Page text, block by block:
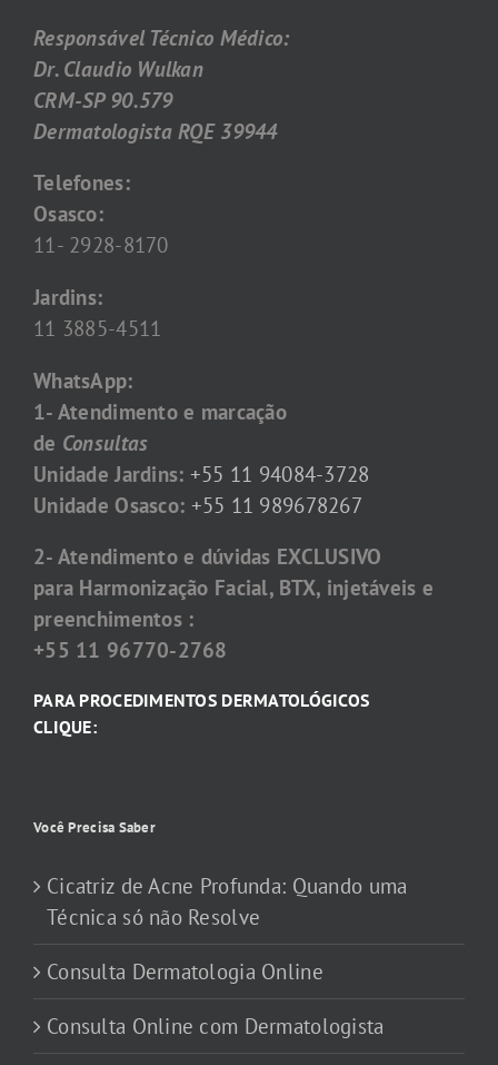
Responsável Técnico Médico:
Dr. Claudio Wulkan
CRM-SP 90.579
Dermatologista RQE 39944
Telefones:
Osasco:
11- 2928-8170
Jardins:
11 3885-4511
WhatsApp:
1- Atendimento e marcação
de Consultas
Unidade Jardins: +55 11 94084-3728
Unidade Osasco: +55 11 989678267
2- Atendimento e dúvidas EXCLUSIVO
para Harmonização Facial, BTX, injetáveis e
preenchimentos :
+55 11 96770-2768
PARA PROCEDIMENTOS DERMATOLÓGICOS
CLIQUE:
Você Precisa Saber
Cicatriz de Acne Profunda: Quando uma
Técnica só não Resolve
Consulta Dermatologia Online
Consulta Online com Dermatologista